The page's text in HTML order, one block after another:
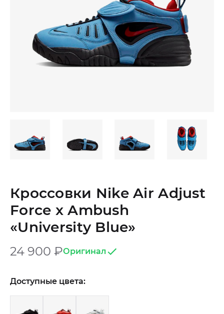
Кроссовки Nike Air Adjust
Force x Ambush
«University Blue»
24 900 ₽Оригинал
Доступные цвета: